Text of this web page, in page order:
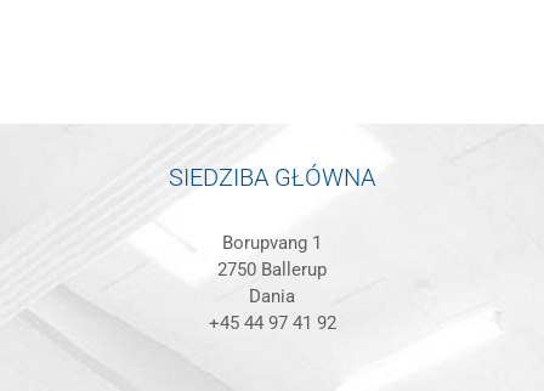
SIEDZIBA GŁÓWNA
Borupvang 1
2750 Ballerup
Dania
+45 44 97 41 92